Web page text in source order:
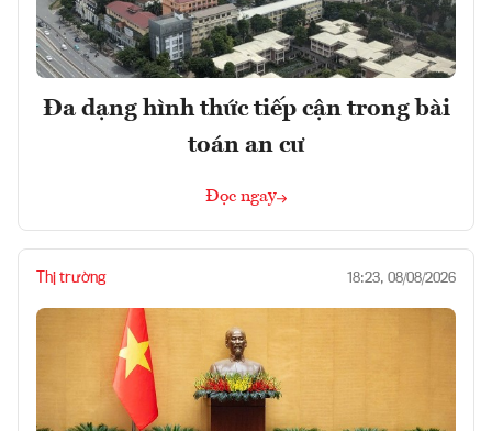
Đa dạng hình thức tiếp cận trong bài
toán an cư
Đọc ngay
Thị trường 18:23, 08/08/2026